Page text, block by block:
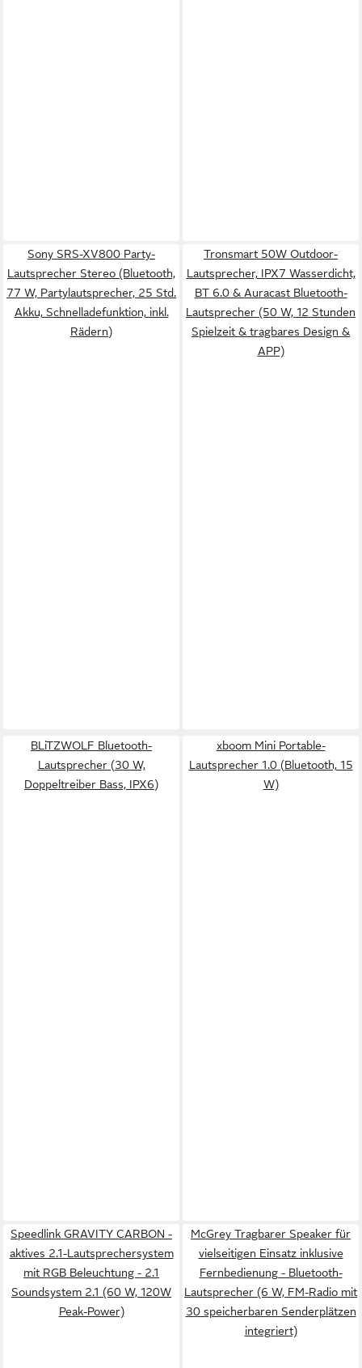
Sony SRS-XV800 Party-
Lautsprecher Stereo (Bluetooth,
77 W, Partylautsprecher, 25 Std.
Akku, Schnelladefunktion, inkl.
Rädern)
Tronsmart 50W Outdoor-
Lautsprecher, IPX7 Wasserdicht,
BT 6.0 & Auracast Bluetooth-
Lautsprecher (50 W, 12 Stunden
Spielzeit & tragbares Design &
APP)
BLiTZWOLF Bluetooth-
Lautsprecher (30 W,
Doppeltreiber Bass, IPX6)
xboom Mini Portable-
Lautsprecher 1.0 (Bluetooth, 15
W)
Speedlink GRAVITY CARBON -
aktives 2.1-Lautsprechersystem
mit RGB Beleuchtung - 2.1
Soundsystem 2.1 (60 W, 120W
Peak-Power)
McGrey Tragbarer Speaker für
vielseitigen Einsatz inklusive
Fernbedienung - Bluetooth-
Lautsprecher (6 W, FM-Radio mit
30 speicherbaren Senderplätzen
integriert)